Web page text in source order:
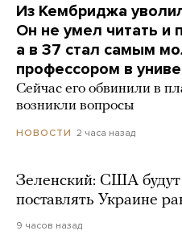
Из Кембриджа
Он не умел читать и
а в 37 стал самым
профессором в
Сейчас его обвинили в
возникли вопросы
НОВОСТИ 2 часа назад
Зеленский: США
поставлять Украине
9 часов назад